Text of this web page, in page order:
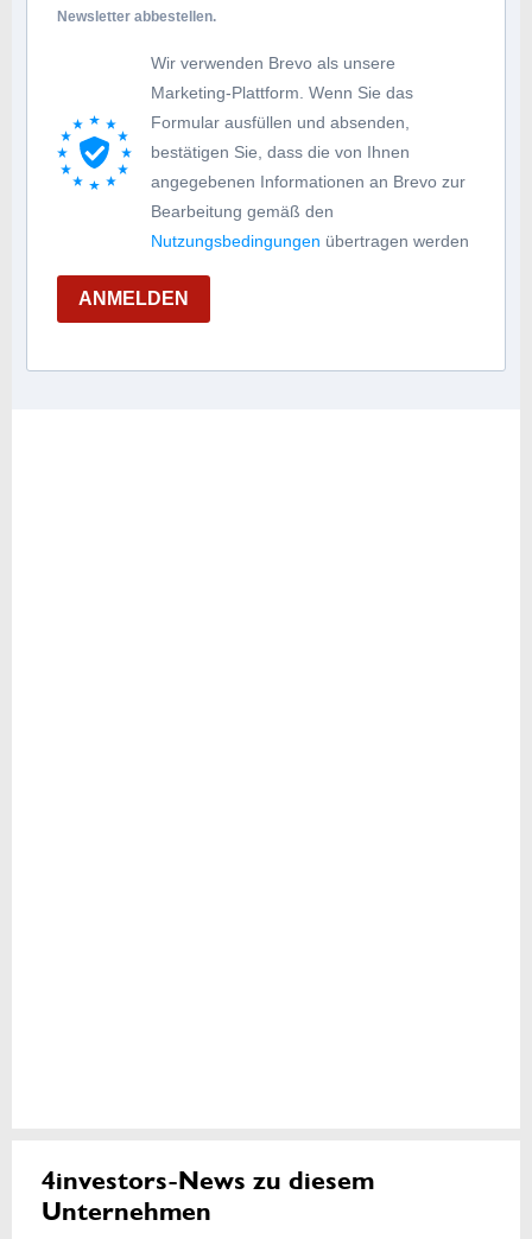
Newsletter abbestellen.
Wir verwenden Brevo als unsere
Marketing-Plattform. Wenn Sie das
Formular ausfüllen und absenden,
bestätigen Sie, dass die von Ihnen
angegebenen Informationen an Brevo zur
Bearbeitung gemäß den
Nutzungsbedingungen übertragen werden
ANMELDEN
4investors-News zu diesem
Unternehmen